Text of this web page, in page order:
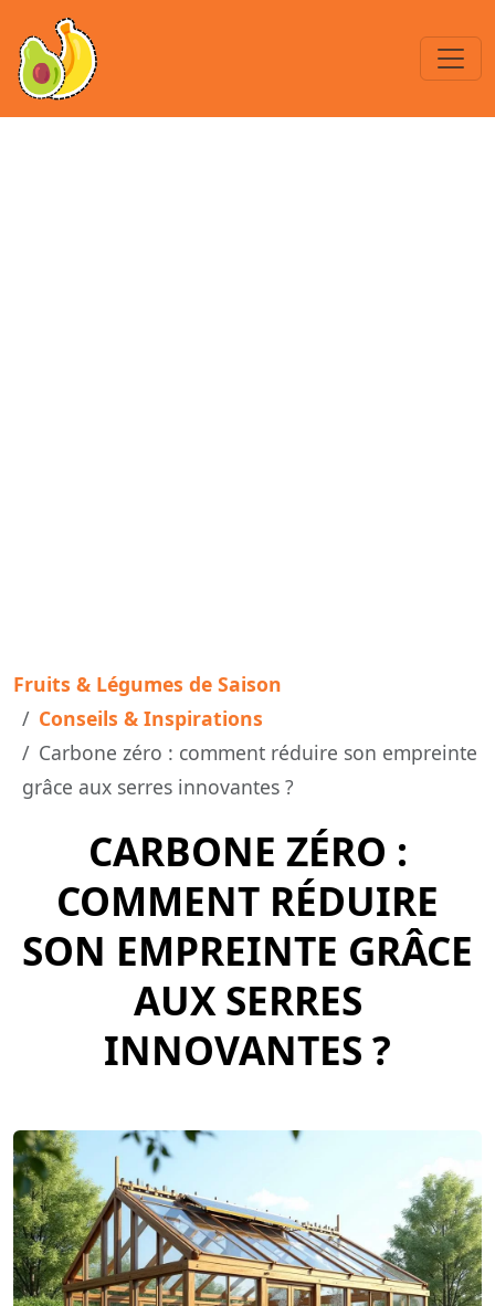
Fruits & Légumes de Saison
Conseils & Inspirations
Carbone zéro : comment réduire son empreinte
grâce aux serres innovantes ?
CARBONE ZÉRO :
COMMENT RÉDUIRE
SON EMPREINTE GRÂCE
AUX SERRES
INNOVANTES ?